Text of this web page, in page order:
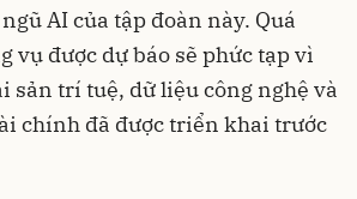
AI của tập đoàn này. Quá
vụ được dự báo sẽ phức tạp vì
sản trí tuệ, dữ liệu công nghệ và
chính đã được triển khai trước